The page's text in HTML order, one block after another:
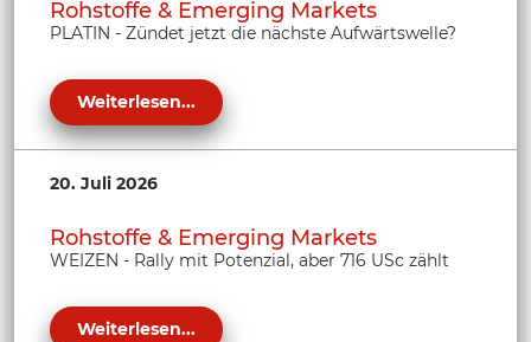
Rohstoffe & Emerging Markets
PLATIN - Zündet jetzt die nächste Aufwärtswelle?
Weiterlesen...
20. Juli 2026
Rohstoffe & Emerging Markets
WEIZEN - Rally mit Potenzial, aber 716 USc zählt
Weiterlesen...